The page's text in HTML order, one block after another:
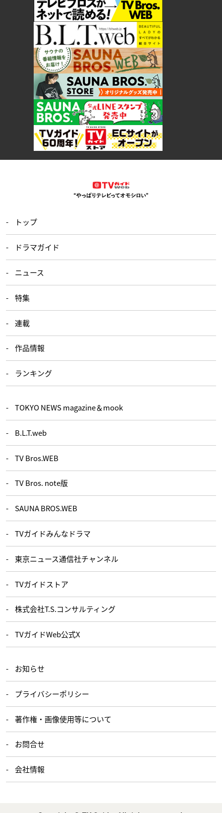
トップ
ドラマガイド
ニュース
特集
連載
作品情報
ランキング
TOKYO NEWS magazine＆mook
B.L.T.web
TV Bros.WEB
TV Bros. note版
SAUNA BROS.WEB
TVガイドみんなドラマ
東京ニュース通信社チャンネル
TVガイドストア
株式会社T.S.コンサルティング
TVガイドWeb公式X
お知らせ
プライバシーポリシー
著作権・画像使用等について
お問合せ
会社情報